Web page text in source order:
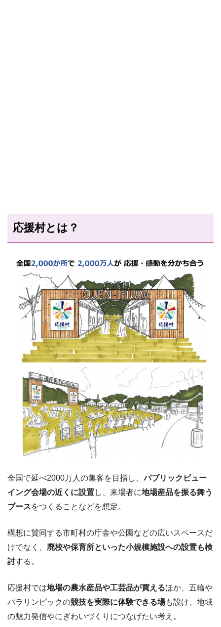
応援村とは？
全国で延べ2000万人の集客を目指し、パブリックビュー
イング会場の近くに設置し、来場者に地場産品を振る舞う
ブースをつくることなどを想定。
構想に賛同する市町村の庁舎や公園などの広いスペースだ
けでなく、 廃校や保育所といった小規模施設への設置も検
討する。
応援村では地場の農水産品や工芸品が買えるほか、五輪や
パラリンピックの競技を実際に体験できる場も設け、地域
の魅力発信やにぎわいづくりにつなげたい考え。